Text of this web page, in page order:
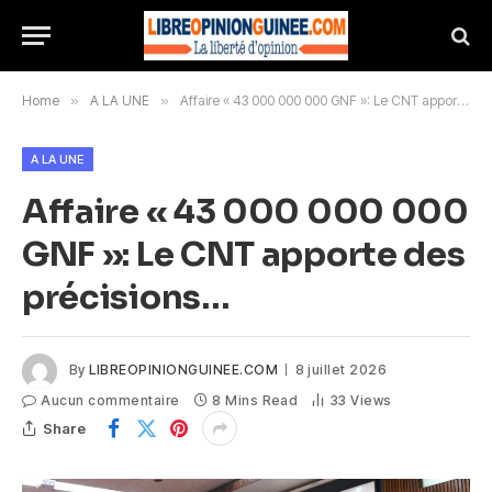
Home » A LA UNE » Affaire « 43 000 000 000 GNF »: Le CNT apporte des précisions…
A LA UNE
Affaire « 43 000 000 000
GNF »: Le CNT apporte des
précisions…
By LIBREOPINIONGUINEE.COM
8 juillet 2026
Aucun commentaire
8 Mins Read 33Views
Share